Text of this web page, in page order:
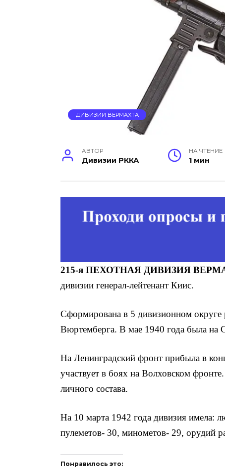
ДИВИЗИИ ВЕРМАХТА
АВТОР
Дивизии РККА
НА ЧТЕНИЕ
1 мин
215-я ПЕХОТНАЯ ДИВИЗИЯ
дивизии генерал-лейтенант Киис.
Сформирована в 5 дивизионном округе
Вюртемберга. В мае 1940 года была на
На Ленинградский фронт прибыла в
участвует в боях на Волховском
личного состава.
На 10 марта 1942 года дивизия имела:
пулеметов- 30, минометов- 29, орудий
Понравилось это: